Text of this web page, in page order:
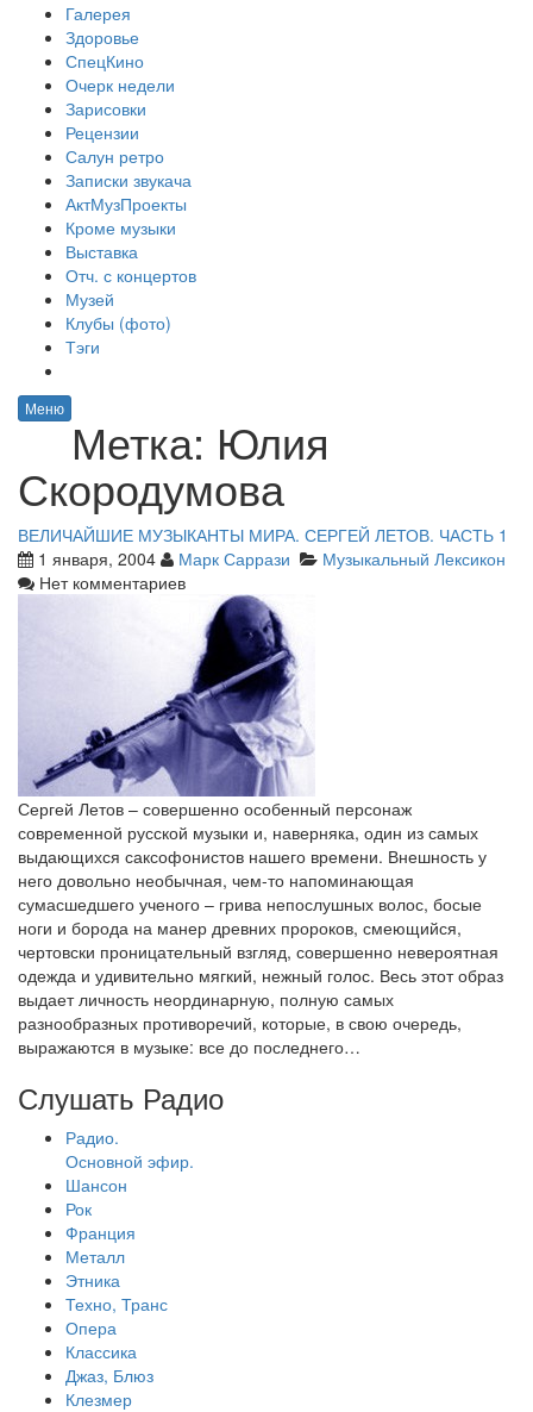
Галерея
Здоровье
СпецКино
Очерк недели
Зарисовки
Рецензии
Салун ретро
Записки звукача
АктМузПроекты
Кроме музыки
Выставка
Отч. с концертов
Музей
Клубы (фото)
Тэги
Меню
Метка: Юлия
Скородумова
ВЕЛИЧАЙШИЕ МУЗЫКАНТЫ МИРА. СЕРГЕЙ ЛЕТОВ. ЧАСТЬ 1
1 января, 2004
Марк Саррази
Музыкальный Лексикон
Нет комментариев
Сергей Летов – совершенно особенный персонаж
современной русской музыки и, наверняка, один из самых
выдающихся саксофонистов нашего времени. Внешность у
него довольно необычная, чем-то напоминающая
сумасшедшего ученого – грива непослушных волос, босые
ноги и борода на манер древних пророков, смеющийся,
чертовски проницательный взгляд, совершенно невероятная
одежда и удивительно мягкий, нежный голос. Весь этот образ
выдает личность неординарную, полную самых
разнообразных противоречий, которые, в свою очередь,
выражаются в музыке: все до последнего…
Слушать Радио
Радио.
Основной эфир.
Шансон
Рок
Франция
Металл
Этника
Техно, Транс
Опера
Классика
Джаз, Блюз
Клезмер